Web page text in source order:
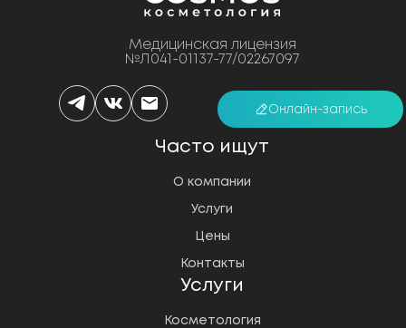
Медицинская лицензия
№Л041-01137-77/02267097
Онлайн-запись
Часто ищут
О компании
Услуги
Цены
Контакты
Услуги
Косметология